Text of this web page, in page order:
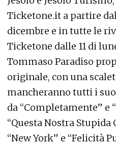
Ticketone.it a partire
dicembre e in tutte le
Ticketone dalle 11 di
Tommaso Paradiso
originale, con una
mancheranno tutti i
da “Completamente” e
“Questa Nostra Stupida
“New York” e “Felicità